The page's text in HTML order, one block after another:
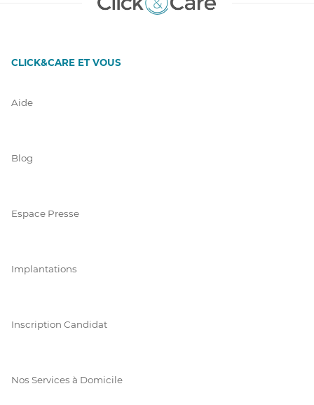
CLICK&CARE ET VOUS
Aide
Blog
Espace Presse
Implantations
Inscription Candidat
Nos Services à Domicile